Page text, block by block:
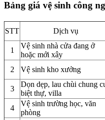
Bảng giá vệ sinh công
STT Dịch vụ
1
Vệ sinh nhà cửa đang ở
hoặc mới xây
2 Vệ sinh kho xưởng
3
Dọn dẹp, lau chùi chung
biệt thự, villa
4
Vệ sinh trường học, văn
phòng